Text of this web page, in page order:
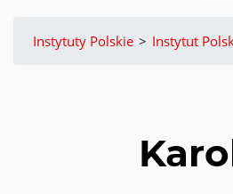
Instytuty Polskie > Instytut